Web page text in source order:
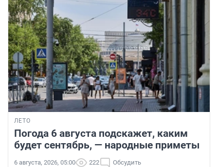
ЛЕТО
Погода 6 августа подскажет, каким
будет сентябрь, — народные приметы
6 августа, 2026, 05:00 222 Обсудить